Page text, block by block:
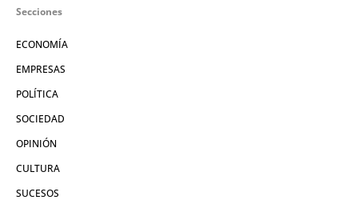
Secciones
ECONOMÍA
EMPRESAS
POLÍTICA
SOCIEDAD
OPINIÓN
CULTURA
SUCESOS